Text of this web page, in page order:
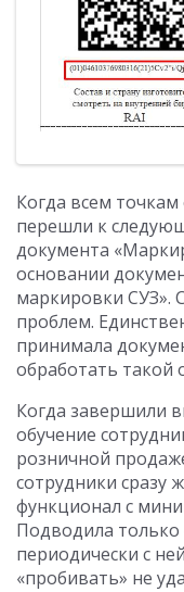
Когда всем
перешли к
документа
основании
маркировки СУЗ».
проблем.
принимала
обработать такой
Когда завершили
обучение
розничной
сотрудники сразу
функционал с
Подводила только
периодически с
«пробивать» не